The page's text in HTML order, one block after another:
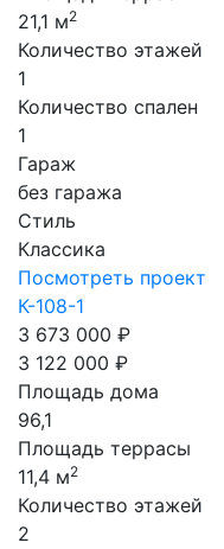
21,1 м2
Количество этажей
1
Количество спален
1
Гараж
без гаража
Стиль
Классика
Посмотреть проект
К-108-1
3 673 000 ₽
3 122 000 ₽
Площадь дома
96,1
Площадь террасы
11,4 м2
Количество этажей
2